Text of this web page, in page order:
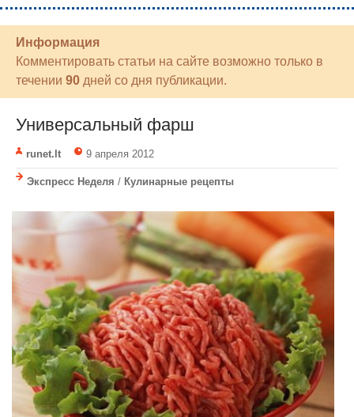
Информация
Комментировать статьи на сайте возможно только в
течении 90 дней со дня публикации.
Универсальный фарш
runet.lt 9 апреля 2012
Экспресс Неделя / Кулинарные рецепты